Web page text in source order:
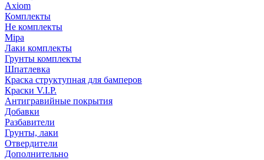
Axiom
Комплекты
Не комплекты
Mipa
Лаки комплекты
Грунты комплекты
Шпатлевка
Краска структупная для бамперов
Краски V.I.P.
Антигравийные покрытия
Добавки
Разбавители
Грунты, лаки
Отвердители
Дополнительно